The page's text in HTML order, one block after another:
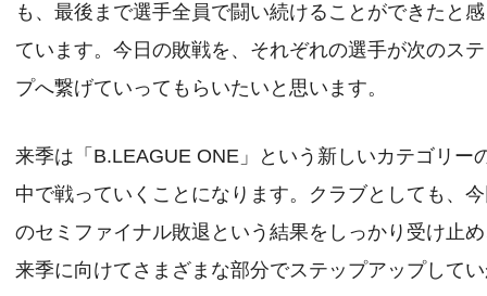
も、最後まで選手全員で闘い続けることができたと
ています。今日の敗戦を、それぞれの選手が次のス
プへ繋げていってもらいたいと思います。
来季は「B.LEAGUE ONE」という新しいカテゴリー
中で戦っていくことになります。クラブとしても、
のセミファイナル敗退という結果をしっかり受け止
来季に向けてさまざまな部分でステップアップして